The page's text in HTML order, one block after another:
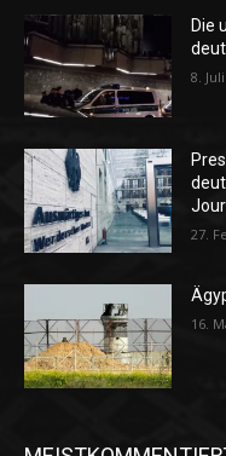
Die
8.
27.
16.